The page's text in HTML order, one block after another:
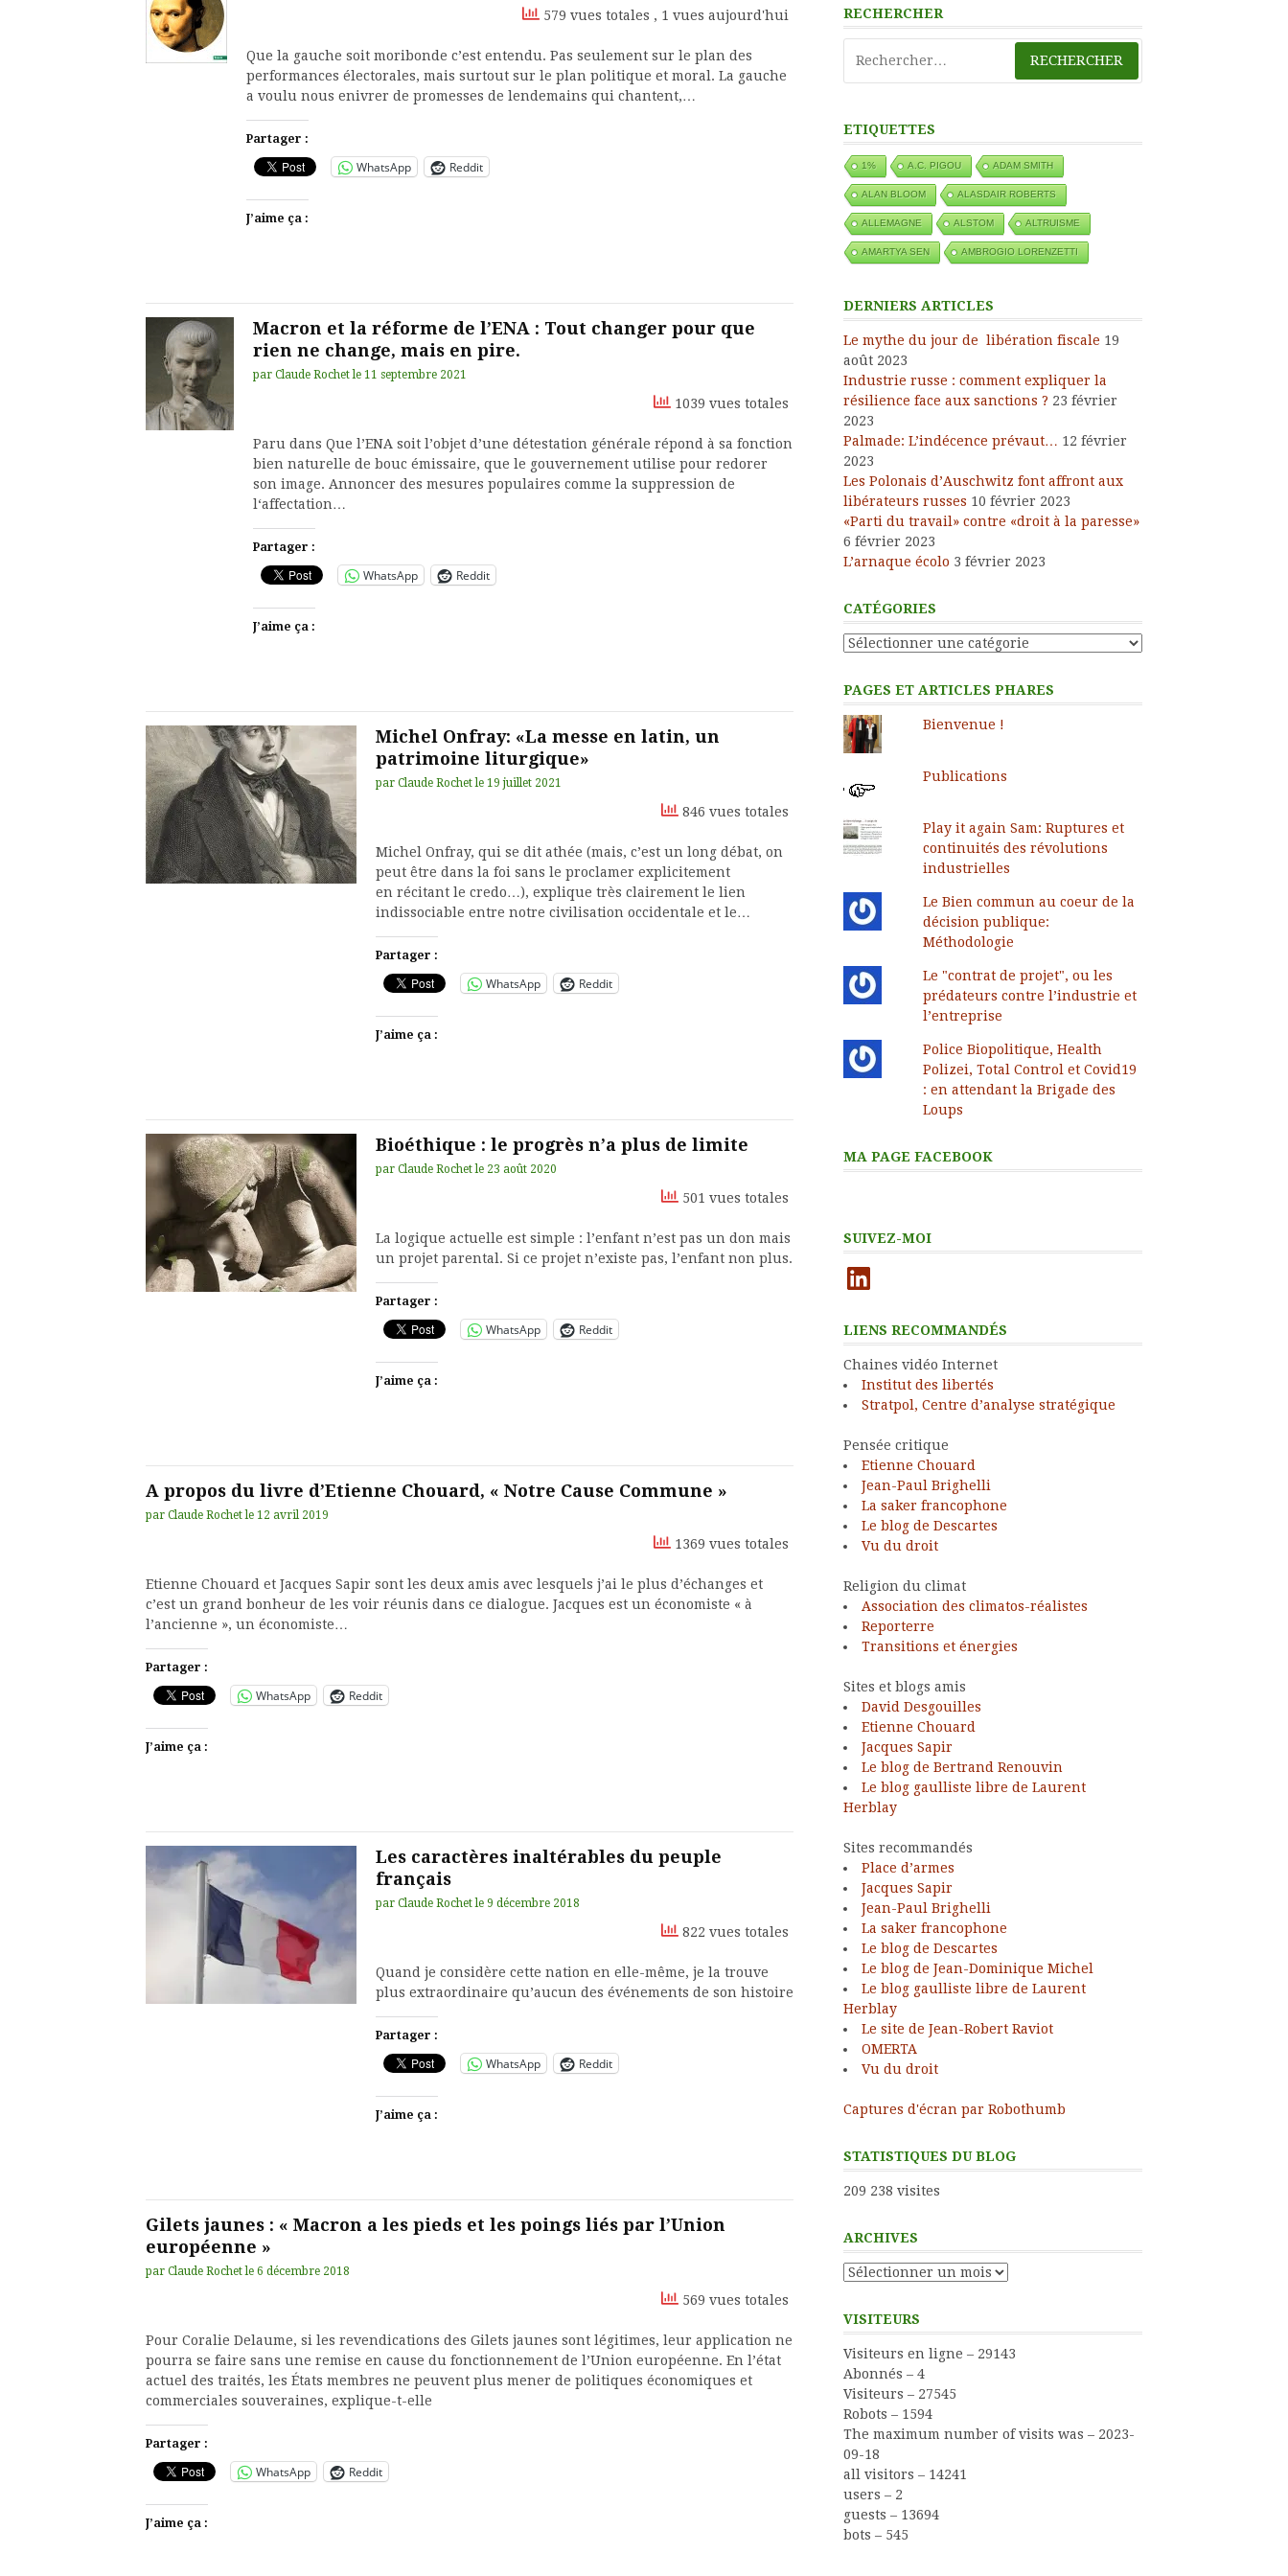
579 vues totales , 1 vues aujourd'hui
Que la gauche soit moribonde c’est entendu. Pas seulement sur le plan des
performances électorales, mais surtout sur le plan politique et moral. La gauche
a voulu nous enivrer de promesses de lendemains qui chantent,…
Partager :
WhatsApp Reddit
J’aime ça :
Macron et la réforme de l’ENA : Tout changer pour que
rien ne change, mais en pire.
par Claude Rochet le 11 septembre 2021
1039 vues totales
Paru dans Que l’ENA soit l’objet d’une détestation générale répond à sa fonction
bien naturelle de bouc émissaire, que le gouvernement utilise pour redorer
son image. Annoncer des mesures populaires comme la suppression de
l‘affectation…
Partager :
WhatsApp Reddit
J’aime ça :
Michel Onfray: «La messe en latin, un
patrimoine liturgique»
par Claude Rochet le 19 juillet 2021
846 vues totales
Michel Onfray, qui se dit athée (mais, c’est un long débat, on
peut être dans la foi sans le proclamer explicitement
en récitant le credo…), explique très clairement le lien
indissociable entre notre civilisation occidentale et le…
Partager :
WhatsApp Reddit
J’aime ça :
Bioéthique : le progrès n’a plus de limite
par Claude Rochet le 23 août 2020
501 vues totales
La logique actuelle est simple : l’enfant n’est pas un don mais
un projet parental. Si ce projet n’existe pas, l’enfant non plus.
Partager :
WhatsApp Reddit
J’aime ça :
A propos du livre d’Etienne Chouard, « Notre Cause Commune »
par Claude Rochet le 12 avril 2019
1369 vues totales
Etienne Chouard et Jacques Sapir sont les deux amis avec lesquels j’ai le plus d’échanges et
c’est un grand bonheur de les voir réunis dans ce dialogue. Jacques est un économiste « à
l’ancienne », un économiste…
Partager :
WhatsApp Reddit
J’aime ça :
Les caractères inaltérables du peuple
français
par Claude Rochet le 9 décembre 2018
822 vues totales
Quand je considère cette nation en elle-même, je la trouve
plus extraordinaire qu’aucun des événements de son histoire
Partager :
WhatsApp Reddit
J’aime ça :
Gilets jaunes : « Macron a les pieds et les poings liés par l’Union
européenne »
par Claude Rochet le 6 décembre 2018
569 vues totales
Pour Coralie Delaume, si les revendications des Gilets jaunes sont légitimes, leur application ne
pourra se faire sans une remise en cause du fonctionnement de l’Union européenne. En l’état
actuel des traités, les États membres ne peuvent plus mener de politiques économiques et
commerciales souveraines, explique-t-elle
Partager :
WhatsApp Reddit
J’aime ça :
RECHERCHER
ETIQUETTES
1% A.C. PIGOU ADAM SMITH
ALAN BLOOM ALASDAIR ROBERTS
ALLEMAGNE ALSTOM ALTRUISME
AMARTYA SEN AMBROGIO LORENZETTI
DERNIERS ARTICLES
Le mythe du jour de libération fiscale 19
août 2023
Industrie russe : comment expliquer la
résilience face aux sanctions ? 23 février
2023
Palmade: L’indécence prévaut… 12 février
2023
Les Polonais d’Auschwitz font affront aux
libérateurs russes 10 février 2023
«Parti du travail» contre «droit à la paresse»
6 février 2023
L’arnaque écolo 3 février 2023
CATÉGORIES
Catégories
PAGES ET ARTICLES PHARES
Bienvenue !
Publications
Play it again Sam: Ruptures et
continuités des révolutions
industrielles
Le Bien commun au coeur de la
décision publique:
Méthodologie
Le "contrat de projet", ou les
prédateurs contre l’industrie et
l’entreprise
Police Biopolitique, Health
Polizei, Total Control et Covid19
: en attendant la Brigade des
Loups
MA PAGE FACEBOOK
SUIVEZ-MOI
LinkedIn
LIENS RECOMMANDÉS
Chaines vidéo Internet
Institut des libertés
Stratpol, Centre d’analyse stratégique
Pensée critique
Etienne Chouard
Jean-Paul Brighelli
La saker francophone
Le blog de Descartes
Vu du droit
Religion du climat
Association des climatos-réalistes
Reporterre
Transitions et énergies
Sites et blogs amis
David Desgouilles
Etienne Chouard
Jacques Sapir
Le blog de Bertrand Renouvin
Le blog gaulliste libre de Laurent
Herblay
Sites recommandés
Place d’armes
Jacques Sapir
Jean-Paul Brighelli
La saker francophone
Le blog de Descartes
Le blog de Jean-Dominique Michel
Le blog gaulliste libre de Laurent
Herblay
Le site de Jean-Robert Raviot
OMERTA
Vu du droit
Captures d'écran par Robothumb
STATISTIQUES DU BLOG
209 238 visites
ARCHIVES
Archives
VISITEURS
Visiteurs en ligne – 29143
Abonnés – 4
Visiteurs – 27545
Robots – 1594
The maximum number of visits was – 2023-
09-18
all visitors – 14241
users – 2
guests – 13694
bots – 545